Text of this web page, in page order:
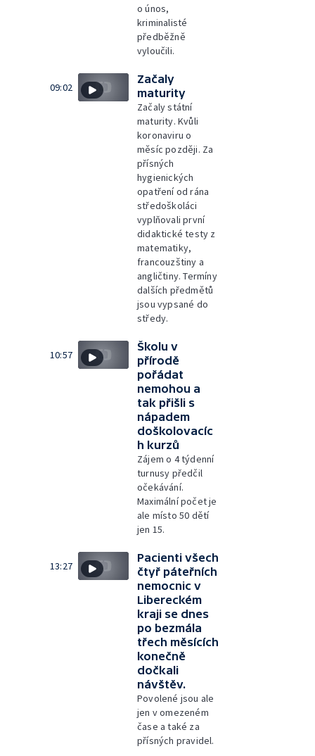
o únos,
kriminalisté
předběžně
vyloučili.
09:02
Začaly
maturity
Začaly státní
maturity. Kvůli
koronaviru o
měsíc později. Za
přísných
hygienických
opatření od rána
středoškoláci
vyplňovali první
didaktické testy z
matematiky,
francouzštiny a
angličtiny. Termíny
dalších předmětů
jsou vypsané do
středy.
10:57
Školu v
přírodě
pořádat
nemohou a
tak přišli s
nápadem
doškolovacíc
h kurzů
Zájem o 4 týdenní
turnusy předčil
očekávání.
Maximální počet je
ale místo 50 dětí
jen 15.
13:27
Pacienti všech
čtyř páteřních
nemocnic v
Libereckém
kraji se dnes
po bezmála
třech měsících
konečně
dočkali
návštěv.
Povolené jsou ale
jen v omezeném
čase a také za
přísných pravidel.